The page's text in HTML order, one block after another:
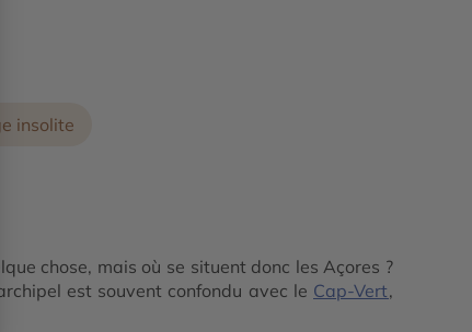
insolite
chose, mais où se situent donc les Açores ?
est souvent confondu avec le Cap-Vert,